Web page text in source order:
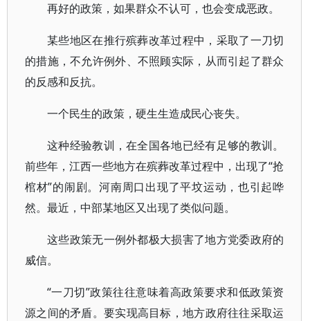
再好的政策，如果群众不认可，也会变成恶政。
某些地区在推行殡葬改革过程中，采取了一刀切
的措施，不允许例外、不照顾实际，从而引起了群众
的反感和反抗。
一个民生的政策，硬生生造成民心丧失。
这种经验教训，在全国各地已经有足够的教训。
前些年，江西一些地方在殡葬改革过程中，出现了“抢
棺材”的闹剧。河南周口出现了平坟运动，也引起哗
然。最近，中部某地区又出现了类似问题。
这些政策无一例外都极大损害了地方党委政府的
威信。
“一刀切”政策往往意味着高政策要求和低政策资
源之间的矛盾。要实现高目标，地方政府往往采取运